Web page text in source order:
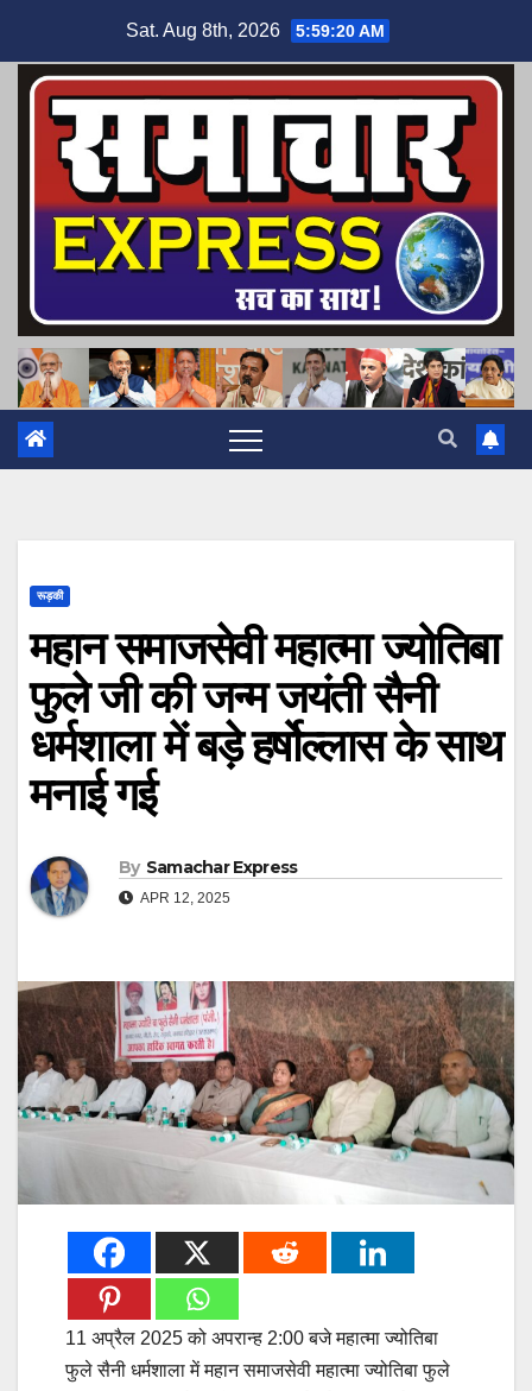
content
Sat. Aug 8th, 2026 5:59:21 AM
रूड़की
महान समाजसेवी महात्मा ज्योतिबा
फुले जी की जन्म जयंती सैनी
धर्मशाला में बड़े हर्षोल्लास के साथ
मनाई गई
By Samachar Express
APR 12, 2025
11 अप्रैल 2025 को अपरान्ह 2:00 बजे महात्मा ज्योतिबा
फुले सैनी धर्मशाला में महान समाजसेवी महात्मा ज्योतिबा फुले